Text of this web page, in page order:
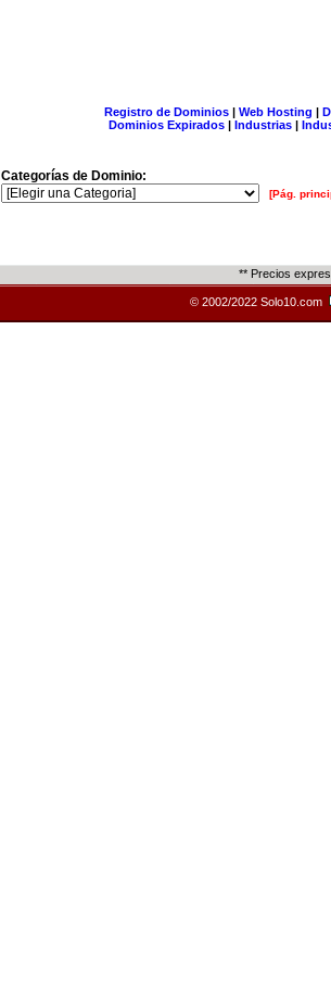
Registro de Dominios| Web Hosting |
Dominios Expirados | Industrias |
Categorías de Dominio:
[Pág.
** Precios
© 2002/2022 Solo10.com